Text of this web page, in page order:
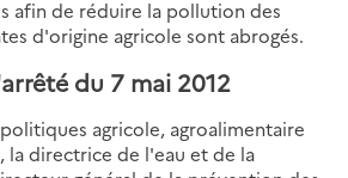
afin de réduire la pollution des
d'origine agricole sont abrogés.
du 7 mai 2012
agricole, agroalimentaire
la directrice de l'eau et de la